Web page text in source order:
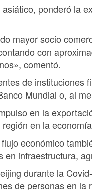
ponderó la
mayor socio
con
comentó.
de instituciones
Mundial o, al
en la
en la
económico
infraestructura,
durante la
de personas en la